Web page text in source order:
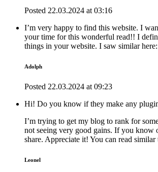
Posted 22.03.2024 at 03:16
I’m very happy to find this website. I
your time for this wonderful read!! I
things in your website. I saw similar here:
Adolph
Posted 22.03.2024 at 09:23
Hi! Do you know if they make any
I’m trying to get my blog to rank for
not seeing very good gains. If you know
share. Appreciate it! You can read similar
Leonel